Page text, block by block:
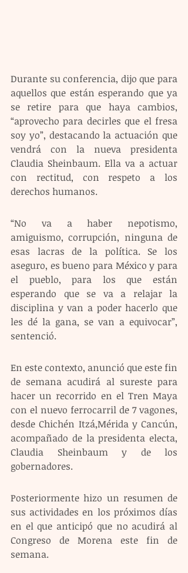
Durante su conferencia, dijo que para
aquellos que están esperando que ya
se retire para que haya cambios,
“aprovecho para decirles que el fresa
soy yo”, destacando la actuación que
vendrá con la nueva presidenta
Claudia Sheinbaum. Ella va a actuar
con rectitud, con respeto a los
derechos humanos.
“No va a haber nepotismo,
amiguismo, corrupción, ninguna de
esas lacras de la política. Se los
aseguro, es bueno para México y para
el pueblo, para los que están
esperando que se va a relajar la
disciplina y van a poder hacerlo que
les dé la gana, se van a equivocar”,
sentenció.
En este contexto, anunció que este fin
de semana acudirá al sureste para
hacer un recorrido en el Tren Maya
con el nuevo ferrocarril de 7 vagones,
desde Chichén Itzá,Mérida y Cancún,
acompañado de la presidenta electa,
Claudia Sheinbaum y de los
gobernadores.
Posteriormente hizo un resumen de
sus actividades en los próximos días
en el que anticipó que no acudirá al
Congreso de Morena este fin de
semana.